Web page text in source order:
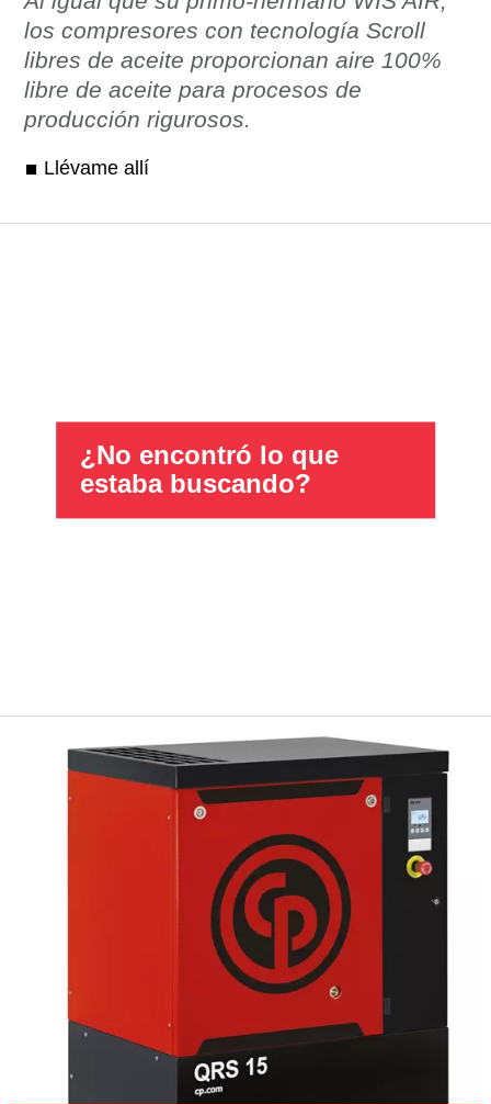
los compresores con tecnología Scroll
libres de aceite proporcionan aire 100%
libre de aceite para procesos de
producción rigurosos.
Llévame allí
¿No encontró lo que
estaba buscando?